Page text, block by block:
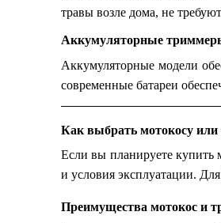
травы возле дома, не
Аккумуляторные
Аккумуляторные модели
современные батареи
Как выбрать мотокосу
Если вы планируете купить
и условия эксплуатации.
Преимущества мотокос и